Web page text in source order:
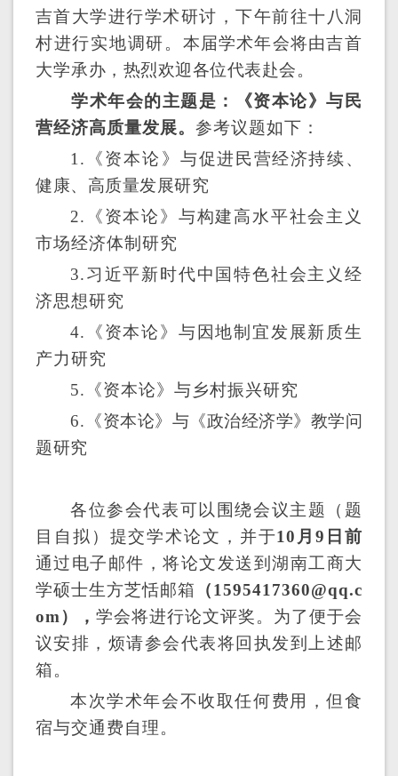
吉首大学进行学术研讨，下午前往十八洞
村进行实地调研。 本届学术年会将由吉首
大学承办， 热烈欢迎各位代表赴会。
学术年会的主题是：《资本论》与 民
营经济高质量发展。 参考议题如下：
1.《资本论》 与促进民营经济持续、
健康、高质量发展研究
2.《资本论》与构建高水平社会主义
市场经济体制研究
3.习近平新时代中国特色社会主义经
济思想研究
4.《资本论》与 因地制宜发展新质生
产力研究
5.《资本论》与乡村振兴研究
6. 《资本论》与《政治经济学》教学问
题研究
各位参会代表可以围绕会议主题（题
目自拟）提交学术论文，并于10 月9 日前
通过电子邮件，将论文发送到湖南工商大
学硕士生方芝恬邮箱 （1595417360@qq.c
om）， 学会将进行论文评奖。为了便于会
议安排，烦请参会代表将回执发到上述邮
箱。
本次学术年会不收取任何费用，但食
宿与交通费自理。